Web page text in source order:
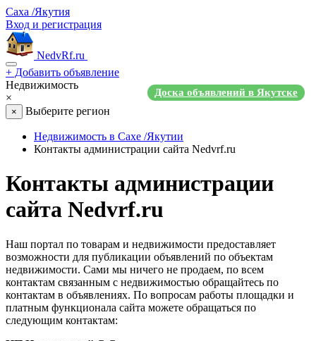
Саха /Якутия
Вход и регистрация
NedvRf.ru
+ Добавить объявление
Доска объявлений в Якутске
Недвижимость
×
× Выберите регион
Недвижимость в Сахе /Якутии
Контакты администрации сайта Nedvrf.ru
Контакты администрации
сайта Nedvrf.ru
Наш портал по товарам и недвижимости предоставляет
возможности для публикации объявлений по объектам
недвижимости. Сами мы ничего не продаем, по всем
контактам связанным с недвижимостью обращайтесь по
контактам в объявлениях. По вопросам работы площадки и
платным функционала сайта можете обращаться по
следующим контактам: